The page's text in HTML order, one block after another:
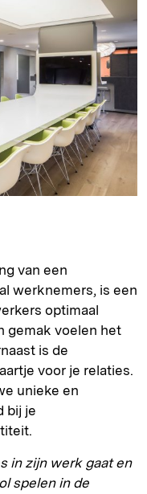
van een
werknemers, is een
optimaal
gemak voelen het
is de
voor je relaties.
unieke en
bij je
in zijn werk gaat en
spelen in de